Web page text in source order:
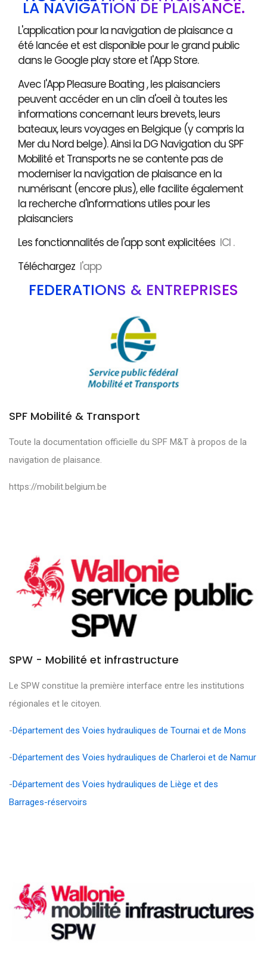
LA NAVIGATION DE PLAISANCE.
L'application pour la navigation de plaisance a
été lancée et est disponible pour le grand public
dans le Google play store et l'App Store.
Avec l'App Pleasure Boating , les plaisanciers
peuvent accéder en un clin d'oeil à toutes les
informations concernant leurs brevets, leurs
bateaux, leurs voyages en Belgique (y compris la
Mer du Nord belge). Ainsi la DG Navigation du SPF
Mobilité et Transports ne se contente pas de
moderniser la navigation de plaisance en la
numérisant (encore plus), elle facilite également
la recherche d'informations utiles pour les
plaisanciers
Les fonctionnalités de l'app sont explicitées ICI .
Téléchargez l'app
SPF Mobilité & Transport
Toute la documentation officielle du SPF M&T à propos de la
navigation de plaisance.
https://mobilit.belgium.be
SPW - Mobilité et infrastructure
Le SPW constitue la première interface entre les institutions
régionales et le citoyen.
-Département des Voies hydrauliques de Tournai et de Mons
-Département des Voies hydrauliques de Charleroi et de Namur
-Département des Voies hydrauliques de Liège et des
Barrages-réservoirs
FÉDÉRATIONS & ENTREPRISES